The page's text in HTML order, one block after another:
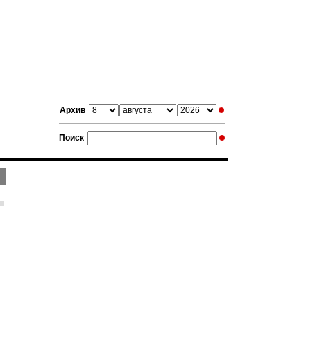
Архив
Поиск